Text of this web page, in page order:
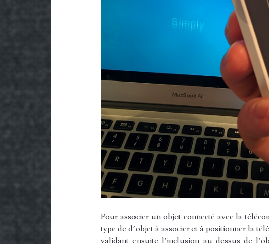
Pour associer un objet connecté avec la
type de d’objet à associer et à positionner la
validant ensuite l’inclusion au dessus de